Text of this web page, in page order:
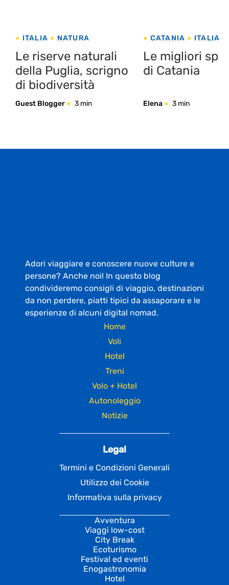
ITALIA NATURA
Le riserve naturali
della Puglia, scrigno
di biodiversità
Guest Blogger 3 min
CATANIA
ITALIA
Le migliori
di Catania
Elena 3 min
Adori viaggiare e conoscere nuove culture e
persone? Anche noi! In questo blog
condivideremo consigli di viaggio, destinazioni
da non perdere, piatti tipici da assaporare e le
esperienze di alcuni digital nomad.
Home
Voli
Hotel
Treni
Volo + Hotel
Autonoleggio
Notizie
Legal
Termini e Condizioni Generali
Utilizzo dei Cookie
Informativa sulla privacy
Avventura
Viaggi low-cost
City Break
Ecoturismo
Festival ed eventi
Enogastronomia
Hotel